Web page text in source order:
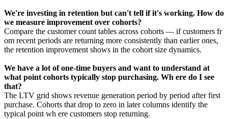
We're investing in retention but can't tell if it's working. How do
we measure improvement over cohorts?
Compare the customer count tables across cohorts — if customers fr
om recent periods are returning more consistently than earlier ones,
the retention improvement shows in the cohort size dynamics.
We have a lot of one-time buyers and want to understand at
what point cohorts typically stop purchasing. Wh ere do I see
that?
The LTV grid shows revenue generation period by period after first
purchase. Cohorts that drop to zero in later columns identify the
typical point wh ere customers stop returning.